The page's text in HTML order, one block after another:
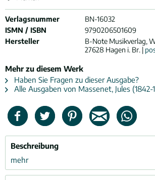
Verlagsnummer
BN-16032
ISMN / ISBN
9790206501609
Hersteller
B-Note Musikverlag,
27628 Hagen i. Br. |
Mehr zu diesem Werk
Haben Sie Fragen zu dieser Ausgabe?
Alle Ausgaben von Massenet, Jules (1842-
Beschreibung
mehr